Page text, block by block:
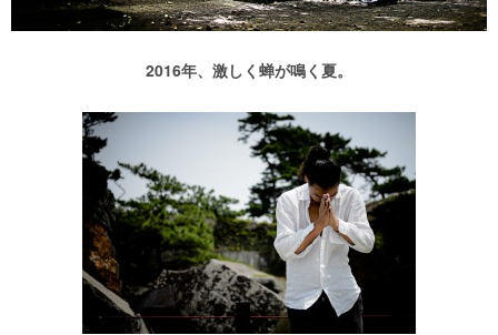
2016年、激しく蝉が鳴く夏。